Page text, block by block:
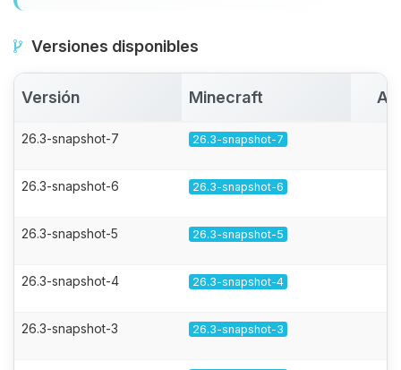
Versiones disponibles
Versión Minecraft
26.3-snapshot-7 26.3-snapshot-7
26.3-snapshot-6 26.3-snapshot-6
26.3-snapshot-5 26.3-snapshot-5
26.3-snapshot-4 26.3-snapshot-4
26.3-snapshot-3 26.3-snapshot-3